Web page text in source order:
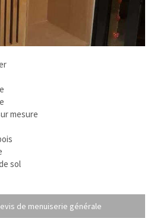
mesure
sol
de menuiserie générale